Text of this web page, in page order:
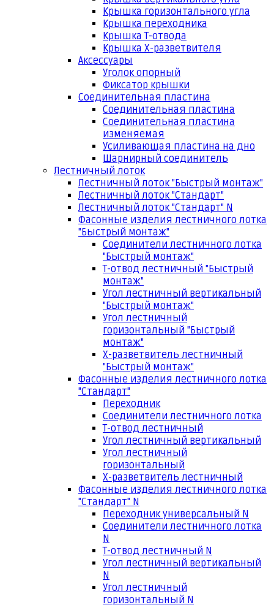
Крышка горизонтального угла
Крышка переходника
Крышка Т-отвода
Крышка Х-разветвителя
Аксессуары
Уголок опорный
Фиксатор крышки
Соединительная пластина
Соединительная пластина
Соединительная пластина
изменяемая
Усиливающая пластина на дно
Шарнирный соединитель
Лестничный лоток
Лестничный лоток "Быстрый монтаж"
Лестничный лоток "Стандарт"
Лестничный лоток "Стандарт" N
Фасонные изделия лестничного лотка
"Быстрый монтаж"
Соединители лестничного лотка
"Быстрый монтаж"
Т-отвод лестничный "Быстрый
монтаж"
Угол лестничный вертикальный
"Быстрый монтаж"
Угол лестничный
горизонтальный "Быстрый
монтаж"
Х-разветвитель лестничный
"Быстрый монтаж"
Фасонные изделия лестничного лотка
"Стандарт"
Переходник
Соединители лестничного лотка
Т-отвод лестничный
Угол лестничный вертикальный
Угол лестничный
горизонтальный
Х-разветвитель лестничный
Фасонные изделия лестничного лотка
"Стандарт" N
Переходник универсальный N
Соединители лестничного лотка
N
Т-отвод лестничный N
Угол лестничный вертикальный
N
Угол лестничный
горизонтальный N